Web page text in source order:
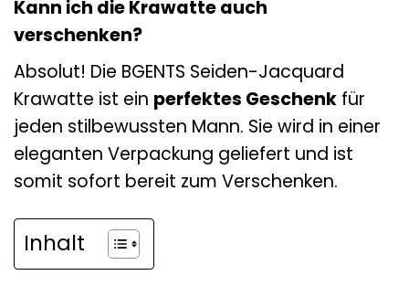
Kann ich die Krawatte auch
verschenken?
Absolut! Die BGENTS Seiden-Jacquard
Krawatte ist ein perfektes Geschenk für
jeden stilbewussten Mann. Sie wird in einer
eleganten Verpackung geliefert und ist
somit sofort bereit zum Verschenken.
Inhalt